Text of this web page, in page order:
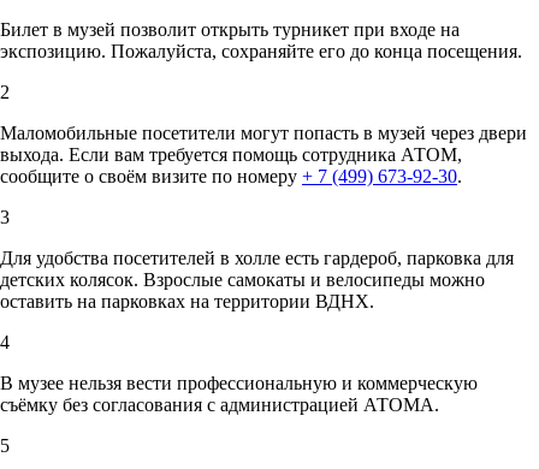
Билет в музей позволит открыть турникет при входе на
экспозицию. Пожалуйста, сохраняйте его до конца посещения.
2
Маломобильные посетители могут попасть в музей через двери
выхода. Если вам требуется помощь сотрудника АТОМ,
сообщите о своём визите по номеру + 7 (499) 673-92-30.
3
Для удобства посетителей в холле есть гардероб, парковка для
детских колясок. Взрослые самокаты и велосипеды можно
оставить на парковках на территории ВДНХ.
4
В музее нельзя вести профессиональную и коммерческую
съёмку без согласования с администрацией АТОМА.
5